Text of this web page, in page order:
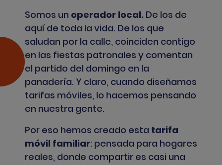
Somos un operador local. De los de
aquí de toda la vida. De los que
saludan por la calle, coinciden contigo
en las fiestas patronales y comentan
el partido del domingo en la
panadería. Y claro, cuando diseñamos
tarifas móviles, lo hacemos pensando
en nuestra gente.
Por eso hemos creado esta tarifa
móvil familiar: pensada para hogares
reales, donde compartir es casi una